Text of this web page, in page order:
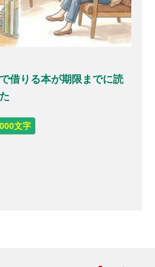
借りる本が期限までに読
文字